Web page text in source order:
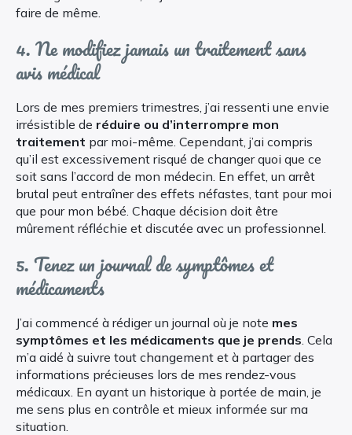
faire de même.
4. Ne modifiez jamais un traitement sans
avis médical
Lors de mes premiers trimestres, j’ai ressenti une envie
irrésistible de réduire ou d’interrompre mon
traitement par moi-même. Cependant, j’ai compris
qu’il est excessivement risqué de changer quoi que ce
soit sans l’accord de mon médecin. En effet, un arrêt
brutal peut entraîner des effets néfastes, tant pour moi
que pour mon bébé. Chaque décision doit être
mûrement réfléchie et discutée avec un professionnel.
5. Tenez un journal de symptômes et
médicaments
J’ai commencé à rédiger un journal où je note mes
symptômes et les médicaments que je prends . Cela
m’a aidé à suivre tout changement et à partager des
informations précieuses lors de mes rendez-vous
médicaux. En ayant un historique à portée de main, je
me sens plus en contrôle et mieux informée sur ma
situation.